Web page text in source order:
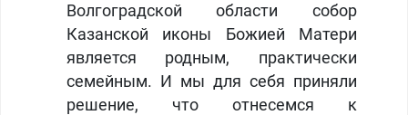
Волгоградской области собор
Казанской иконы Божией Матери
является родным, практически
семейным. И мы для себя приняли
решение, что отнесемся к